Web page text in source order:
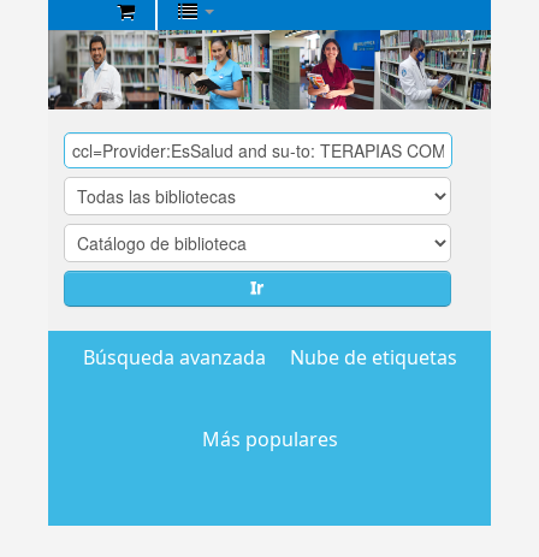
Biblioteca
Central
EsSalud
Ir
Búsqueda avanzada Nube de etiquetas
Más populares